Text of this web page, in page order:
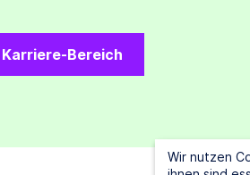
Karriere-Bereich
Wir nutzen